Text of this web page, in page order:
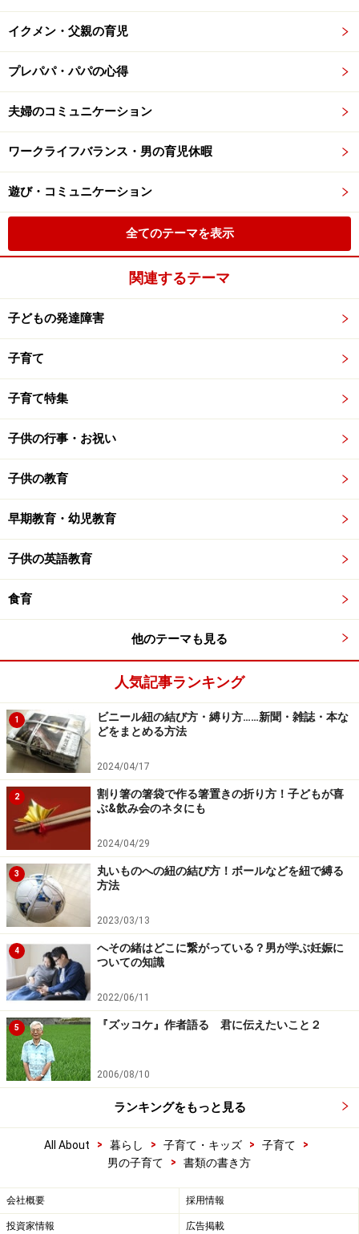
イクメン・父親の育児
プレパパ・パパの心得
夫婦のコミュニケーション
ワークライフバランス・男の育児休暇
遊び・コミュニケーション
全てのテーマを表示
関連するテーマ
子どもの発達障害
子育て
子育て特集
子供の行事・お祝い
子供の教育
早期教育・幼児教育
子供の英語教育
食育
他のテーマも見る
人気記事ランキング
1
ビニール紐の結び方・縛り方……新聞・雑誌・本な
どをまとめる方法
2024/04/17
2
割り箸の箸袋で作る箸置きの折り方！子どもが喜
ぶ&飲み会のネタにも
2024/04/29
3
丸いものへの紐の結び方！ボールなどを紐で縛る
方法
2023/03/13
4
へその緒はどこに繋がっている？男が学ぶ妊娠に
ついての知識
2022/06/11
5 『ズッコケ』作者語る 君に伝えたいこと２
2006/08/10
ランキングをもっと見る
All About > 暮らし > 子育て・キッズ > 子育て
>
男の子育て
> 書類の書き方
会社概要 採用情報
投資家情報 広告掲載